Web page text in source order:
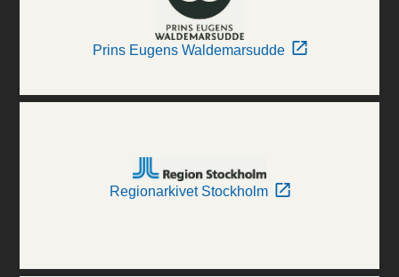
Prins Eugens Waldemarsudde
Regionarkivet Stockholm